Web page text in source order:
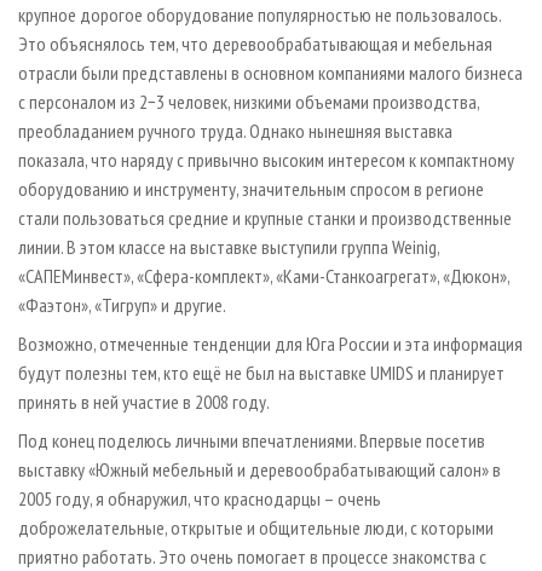
крупное дорогое оборудование популярностью не пользовалось.
Это объяснялось тем, что деревообрабатывающая и мебельная
отрасли были представлены в основном компаниями малого бизнеса
с персоналом из 2−3 человек, низкими объемами производства,
преобладанием ручного труда. Однако нынешняя выставка
показала, что наряду с привычно высоким интересом к компактному
оборудованию и инструменту, значительным спросом в регионе
стали пользоваться средние и крупные станки и производственные
линии. В этом классе на выставке выступили группа Weinig,
«САПЕМинвест», «Сфера-комплект», «Ками-Станкоагрегат», «Дюкон»,
«Фаэтон», «Тигруп» и другие.
Возможно, отмеченные тенденции для Юга России и эта информация
будут полезны тем, кто ещё не был на выставке UMIDS и планирует
принять в ней участие в 2008 году.
Под конец поделюсь личными впечатлениями. Впервые посетив
выставку «Южный мебельный и деревообрабатывающий салон» в
2005 году, я обнаружил, что краснодарцы – очень
доброжелательные, открытые и общительные люди, с которыми
приятно работать. Это очень помогает в процессе знакомства с